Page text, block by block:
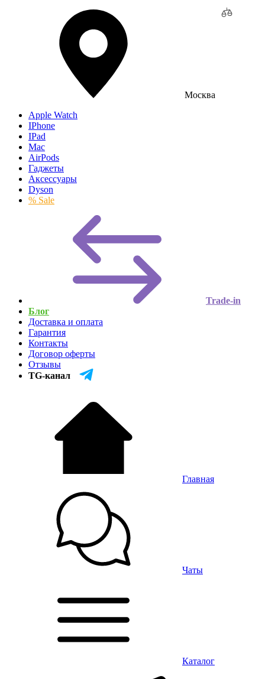
Москва
Apple Watch
IPhone
IPad
Mac
AirPods
Гаджеты
Аксессуары
Dyson
% Sale
Trade-in
Блог
Доставка и оплата
Гарантия
Контакты
Договор оферты
Отзывы
TG-канал
Главная
Чаты
Каталог